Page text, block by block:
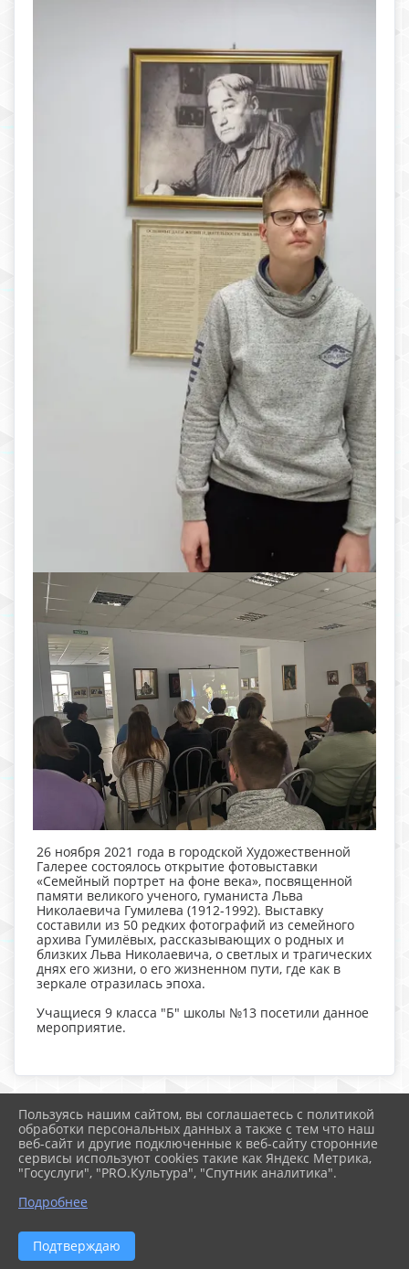
26 ноября 2021 года в городской Художественной
Галерее состоялось открытие фотовыставки
«Семейный портрет на фоне века», посвященной
памяти великого ученого, гуманиста Льва
Николаевича Гумилева (1912-1992). Выставку
составили из 50 редких фотографий из семейного
архива Гумилёвых, рассказывающих о родных и
близких Льва Николаевича, о светлых и трагических
днях его жизни, о его жизненном пути, где как в
зеркале отразилась эпоха.
Учащиеся 9 класса "Б" школы №13 посетили данное
мероприятие.
2026 г. kimry13.ru
Вход
Карта сайта
Политика обработки персональных данных
Сделано на KubCMS
Пользуясь нашим сайтом, вы соглашаетесь с политикой
обработки персональных данных а также с тем что наш
веб-сайт и другие подключенные к веб-сайту сторонние
сервисы используют cookies такие как Яндекс Метрика,
"Госуслуги", "PRO.Культура", "Спутник аналитика".
Подробнее
Подтверждаю